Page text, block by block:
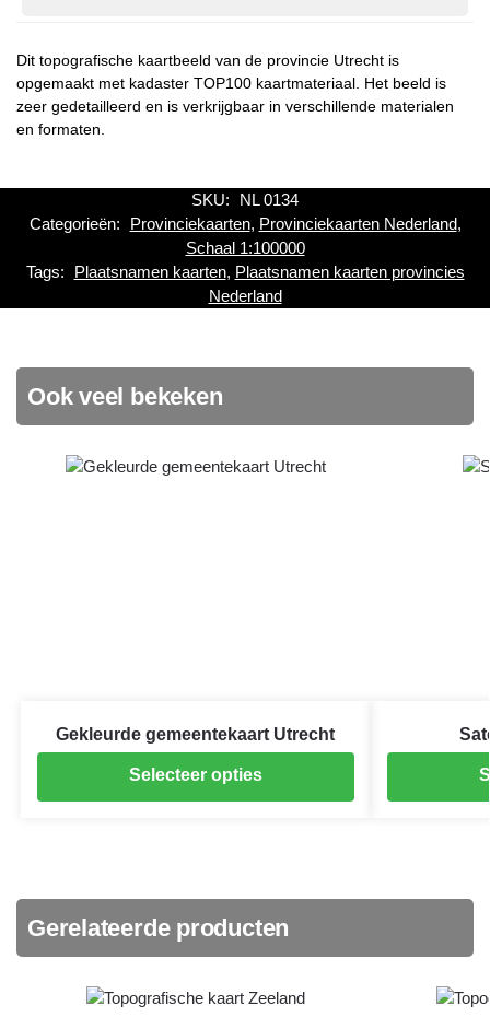
Dit topografische kaartbeeld van de provincie Utrecht is
opgemaakt met kadaster TOP100 kaartmateriaal. Het beeld is
zeer gedetailleerd en is verkrijgbaar in verschillende materialen
en formaten.
SKU:
NL 0134
Categorieën:
Provinciekaarten, Provinciekaarten Nederland,
Schaal 1:100000
Tags:
Plaatsnamen kaarten, Plaatsnamen kaarten provincies
Nederland
Ook veel bekeken
Gekleurde gemeentekaart Utrecht
Selecteer opties
Gerelateerde producten